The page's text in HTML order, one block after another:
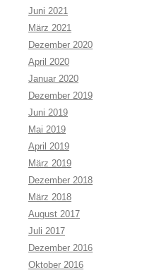
Juni 2021
März 2021
Dezember 2020
April 2020
Januar 2020
Dezember 2019
Juni 2019
Mai 2019
April 2019
März 2019
Dezember 2018
März 2018
August 2017
Juli 2017
Dezember 2016
Oktober 2016